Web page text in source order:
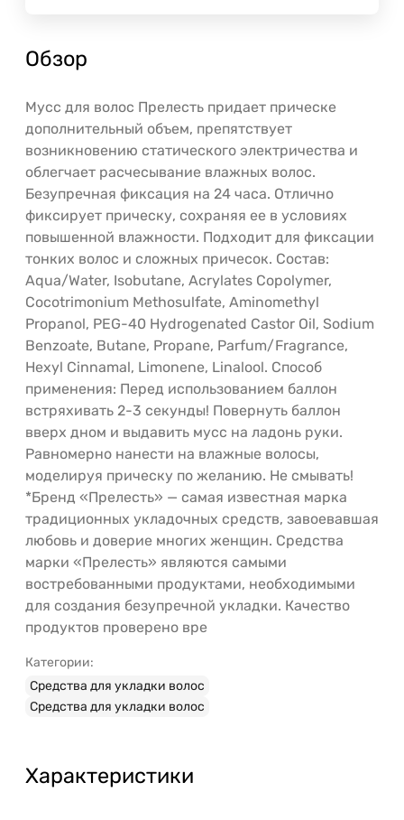
Обзор
Мусс для волос Прелесть придает прическе
дополнительный объем, препятствует
возникновению статического электричества и
облегчает расчесывание влажных волос.
Безупречная фиксация на 24 часа. Отлично
фиксирует прическу, сохраняя ее в условиях
повышенной влажности. Подходит для фиксации
тонких волос и сложных причесок. Состав:
Aqua/Water, Isobutane, Acrylates Copolymer,
Cocotrimonium Methosulfate, Aminomethyl
Propanol, PEG-40 Hydrogenated Castor Oil, Sodium
Benzoate, Butane, Propane, Parfum/Fragrance,
Hexyl Cinnamal, Limonene, Linalool. Способ
применения: Перед использованием баллон
встряхивать 2-3 секунды! Повернуть баллон
вверх дном и выдавить мусс на ладонь руки.
Равномерно нанести на влажные волосы,
моделируя прическу по желанию. Не смывать!
*Бренд «Прелесть» — самая известная марка
традиционных укладочных средств, завоевавшая
любовь и доверие многих женщин. Средства
марки «Прелесть» являются самыми
востребованными продуктами, необходимыми
для создания безупречной укладки. Качество
продуктов проверено вре
Категории:
Средства для укладки волос
Средства для укладки волос
Характеристики